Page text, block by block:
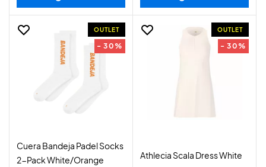
OUTLET
- 30%
Cuera Bandeja Padel Socks
2-Pack White/Orange
OUTLET
- 30%
Athlecia Scala Dress White